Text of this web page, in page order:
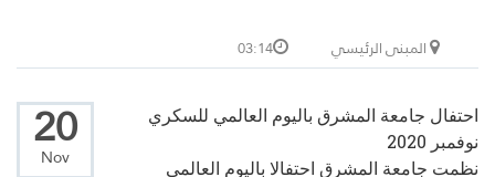
المبنى الرئيسي 03:14
20
Nov
احتفال جامعة المشرق باليوم العالمي للسكري
نوفمبر 2020
نظمت جامعة المشرق احتفالا باليوم العالمي